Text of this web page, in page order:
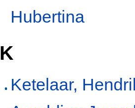
Hubertina
K
Ketelaar,